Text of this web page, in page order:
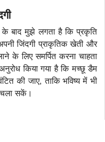
के बाद मुझे लगता है कि प्रकृति
जिंदगी प्राकृतिक खेती और
के लिए समर्पित करना चाहता
किया गया है कि मच्छू डैम
की जाए, ताकि भविष्य में भी
सकें।